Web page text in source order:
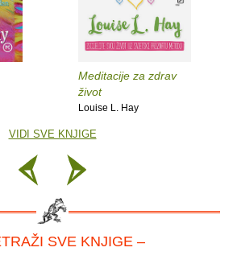
Meditacije za zdrav
život
Louise L. Hay
VIDI SVE KNJIGE
SVE KNJIGE –